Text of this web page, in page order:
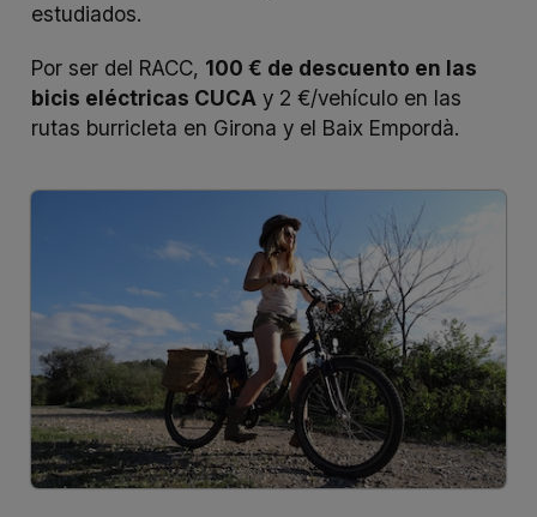
estudiados.
Por ser del RACC, 100 € de descuento en las
bicis eléctricas CUCA y 2 €/vehículo en las
rutas burricleta en Girona y el Baix Empordà.